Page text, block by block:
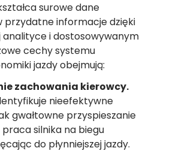
surowe dane
informacje dzięki
analityce i dostosowywanym
cechy systemu
jazdy obejmują:
zachowania kierowcy.
nieefektywne
gwałtowne przyspieszanie
praca silnika na biegu
do płynniejszej jazdy.